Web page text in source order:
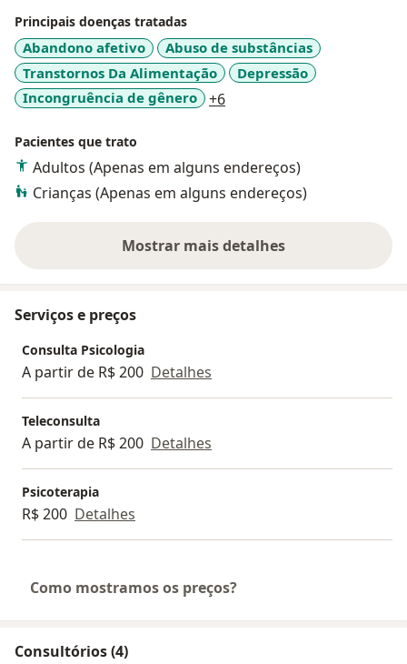
Principais doenças tratadas
Abandono afetivo
Abuso de substâncias
Transtornos Da Alimentação
Depressão
Incongruência de gênero
+6a11y_sr_more_diseases
Pacientes que trato
Adultos (Apenas em alguns endereços)
Crianças (Apenas em alguns endereços)
Mostrar mais detalhes
sobre a experiência
Serviços e preços
Consulta Psicologia
A partir de R$ 200 Detalhes
Teleconsulta
A partir de R$ 200 Detalhes
Psicoterapia
R$ 200 Detalhes
Como mostramos os preços?
Consultórios (4)